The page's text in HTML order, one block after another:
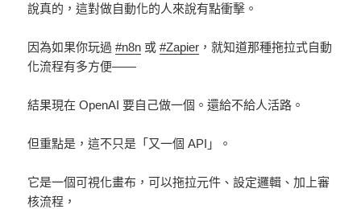
說真的，這對做自動化的人來說有點衝擊。
因為如果你玩過#n8n 或#Zapier ，就知道那種拖拉式自動
化流程有多方便——
結果現在 OpenAI 要自己做一個。還給不給人活路。
但重點是，這不只是「又一個 API」。
它是一個可視化畫布，可以拖拉元件、設定邏輯、加上審
核流程，